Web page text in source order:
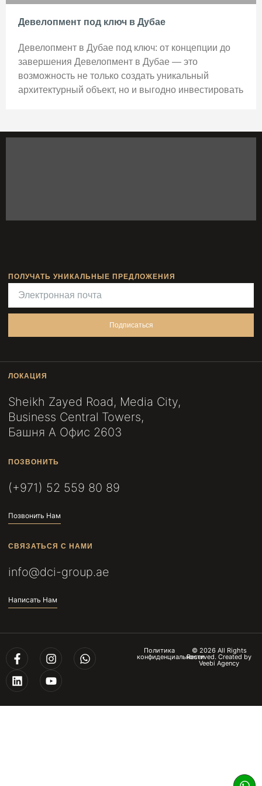
Девелопмент под ключ в Дубае
Девелопмент в Дубае под ключ: от концепции до
завершения Девелопмент в Дубае — это
возможность не только создать уникальный
архитектурный объект, но и выгодно инвестировать
ПОЛУЧАТЬ УНИКАЛЬНЫЕ ПРЕДЛОЖЕНИЯ
Подписаться
ЛОКАЦИЯ
Sheikh Zayed Road, Media City,
Business Central Towers,
Башня A Офис 2603
ПОЗВОНИТЬ
(+971) 52 559 80 89
Позвонить Нам
СВЯЗАТЬСЯ С НАМИ
info@dci-group.ae
Написать Нам
Политика
конфиденциальности
© 2026 All Rights
Reserved. Created by
Veebi Agency